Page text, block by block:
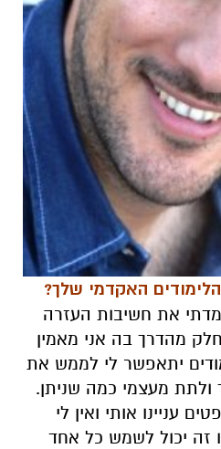
האקדמי שלך?
את חשיבות העזרה
מהדרך בה אני מאמין
יתאפשר לי לממש את
ולתת מעצמי כמה שניתן.
עניינו אותי ואין לי
זה יכול לשמש כל אחד